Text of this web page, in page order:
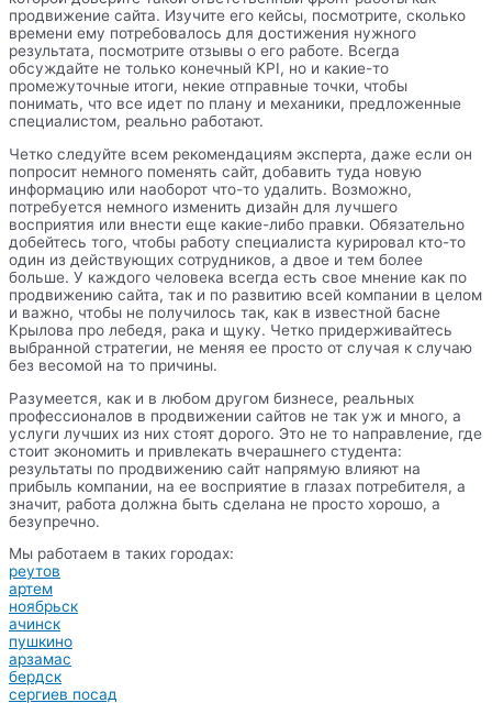
продвижение сайта. Изучите его кейсы, посмотрите, сколько
времени ему потребовалось для достижения нужного
результата, посмотрите отзывы о его работе. Всегда
обсуждайте не только конечный KPI, но и какие-то
промежуточные итоги, некие отправные точки, чтобы
понимать, что все идет по плану и механики, предложенные
специалистом, реально работают.
Четко следуйте всем рекомендациям эксперта, даже если он
попросит немного поменять сайт, добавить туда новую
информацию или наоборот что-то удалить. Возможно,
потребуется немного изменить дизайн для лучшего
восприятия или внести еще какие-либо правки. Обязательно
добейтесь того, чтобы работу специалиста курировал кто-то
один из действующих сотрудников, а двое и тем более
больше. У каждого человека всегда есть свое мнение как по
продвижению сайта, так и по развитию всей компании в целом
и важно, чтобы не получилось так, как в известной басне
Крылова про лебедя, рака и щуку. Четко придерживайтесь
выбранной стратегии, не меняя ее просто от случая к случаю
без весомой на то причины.
Разумеется, как и в любом другом бизнесе, реальных
профессионалов в продвижении сайтов не так уж и много, а
услуги лучших из них стоят дорого. Это не то направление, где
стоит экономить и привлекать вчерашнего студента:
результаты по продвижению сайт напрямую влияют на
прибыль компании, на ее восприятие в глазах потребителя, а
значит, работа должна быть сделана не просто хорошо, а
безупречно.
Мы работаем в таких городах:
реутов
артем
ноябрьск
ачинск
пушкино
арзамас
бердск
сергиев посад